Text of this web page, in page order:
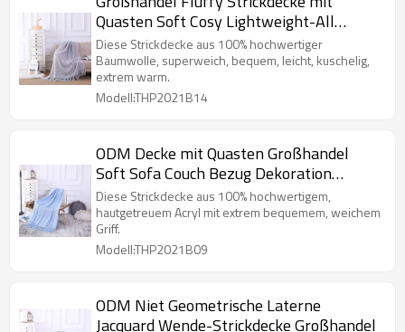
Quasten Soft Cosy Lightweight-All
Seasons
Diese Strickdecke aus 100% hochwertiger
Baumwolle, superweich, bequem, leicht, kuschelig,
extrem warm.
Modell:THP2021B14
ODM Decke mit Quasten Großhandel
Soft Sofa Couch Bezug Dekoration
Strickdecke
Diese Strickdecke aus 100% hochwertigem,
hautgetreuem Acryl mit extrem bequemem, weichem
Griff.
Modell:THP2021B09
ODM Niet Geometrische Laterne
Jacquard Wende-Strickdecke Großhandel